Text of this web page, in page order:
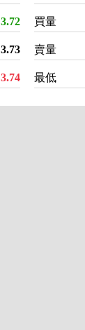
3.72
3.73
3.74
買量
賣量
最低